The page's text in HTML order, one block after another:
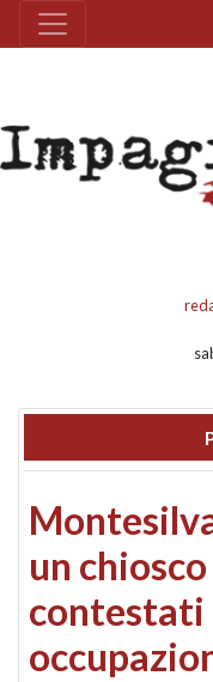
un
contestati